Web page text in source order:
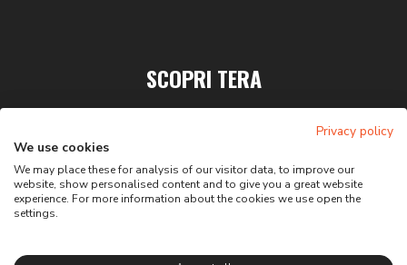
SCOPRI TERA
Privacy policy
We use cookies
We may place these for analysis of our visitor data, to improve our
website, show personalised content and to give you a great website
experience. For more information about the cookies we use open the
settings.